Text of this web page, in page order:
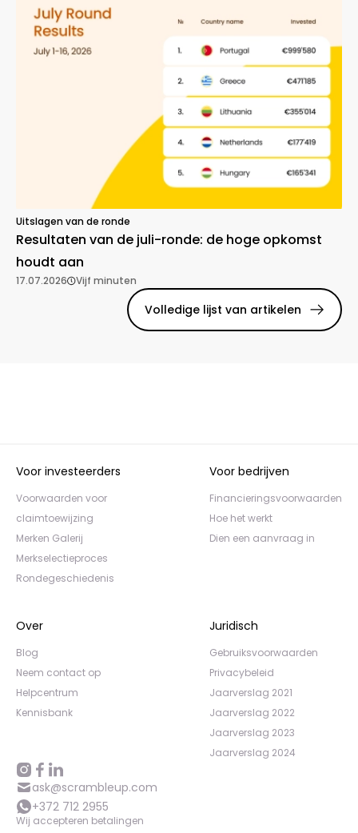
Uitslagen van de ronde
Resultaten van de juli-ronde: de hoge opkomst
houdt aan
17.07.2026 Vijf minuten
Volledige lijst van artikelen
Voor investeerders
Voorwaarden voor
claimtoewijzing
Merken Galerij
Merkselectieproces
Rondegeschiedenis
Voor bedrijven
Financieringsvoorwaarden
Hoe het werkt
Dien een aanvraag in
Over
Blog
Neem contact op
Helpcentrum
Kennisbank
Juridisch
Gebruiksvoorwaarden
Privacybeleid
Jaarverslag 2021
Jaarverslag 2022
Jaarverslag 2023
Jaarverslag 2024
ask@scrambleup.com
+372 712 2955
Wij accepteren betalingen